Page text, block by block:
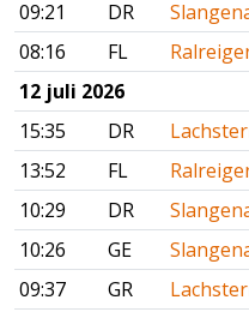
09:21
DR
08:16
FL
12 juli 2026
15:35
DR
13:52
FL
10:29
DR
10:26
GE
09:37
GR